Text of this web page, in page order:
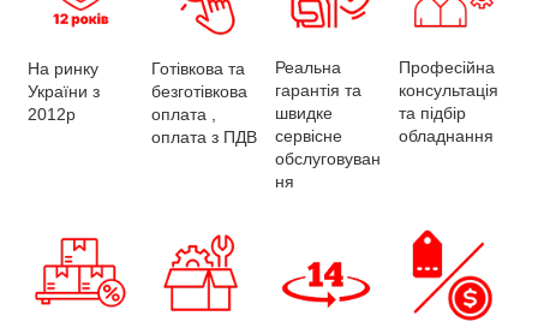
На ринку
України з
2012р
Готівкова та
безготівкова
оплата ,
оплата з ПДВ
Реальна
гарантія та
швидке
сервісне
обслуговуван
ня
Професійна
консультація
та підбір
обладнання